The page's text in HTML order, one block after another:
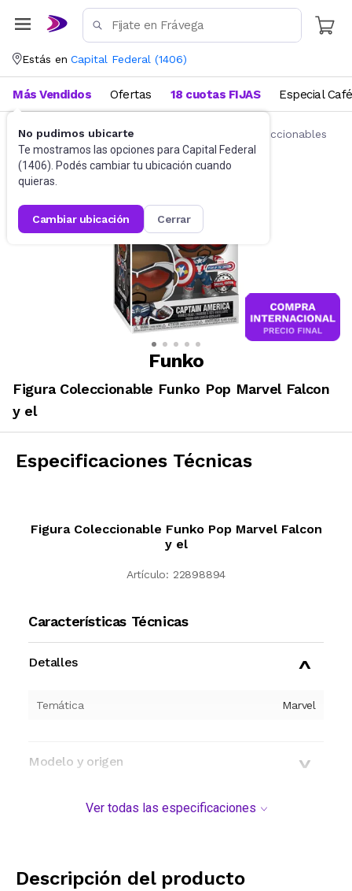
Estás en Capital Federal (1406)
No pudimos ubicarte
Te mostramos las opciones para Capital Federal
(1406). Podés cambiar tu ubicación cuando
quieras.
cambiar ubicación cerrar
Más Vendidos Ofertas 18 cuotas FIJAS Especial Café
Juguetes y Juegos Figuras de acción y coleccionables
Funko
Figura Coleccionable Funko Pop Marvel Falcon
y el
Especificaciones Técnicas
Figura Coleccionable Funko Pop Marvel Falcon
y el
Artículo: 22898894
Características Técnicas
Detalles
Temática Marvel
Modelo y origen
Ver todas las especificaciones
Descripción del producto